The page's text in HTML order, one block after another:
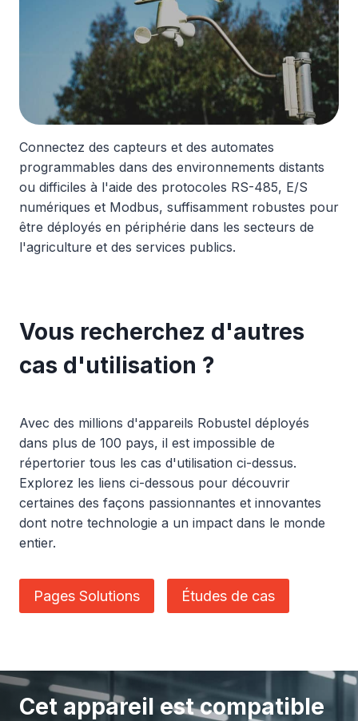
Connectez des capteurs et des automates
programmables dans des environnements distants
ou difficiles à l'aide des protocoles RS-485, E/S
numériques et Modbus, suffisamment robustes pour
être déployés en périphérie dans les secteurs de
l'agriculture et des services publics.
Vous recherchez d'autres
cas d'utilisation ?
Avec des millions d'appareils Robustel déployés
dans plus de 100 pays, il est impossible de
répertorier tous les cas d'utilisation ci-dessus.
Explorez les liens ci-dessous pour découvrir
certaines des façons passionnantes et innovantes
dont notre technologie a un impact dans le monde
entier.
Pages Solutions Études de cas
Cet appareil est compatible